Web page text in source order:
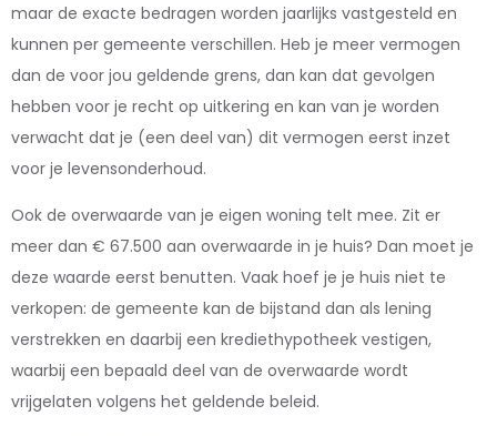
maar de exacte bedragen worden jaarlijks vastgesteld en
kunnen per gemeente verschillen. Heb je meer vermogen
dan de voor jou geldende grens, dan kan dat gevolgen
hebben voor je recht op uitkering en kan van je worden
verwacht dat je (een deel van) dit vermogen eerst inzet
voor je levensonderhoud.
Ook de overwaarde van je eigen woning telt mee. Zit er
meer dan € 67.500 aan overwaarde in je huis? Dan moet je
deze waarde eerst benutten. Vaak hoef je je huis niet te
verkopen: de gemeente kan de bijstand dan als lening
verstrekken en daarbij een krediethypotheek vestigen,
waarbij een bepaald deel van de overwaarde wordt
vrijgelaten volgens het geldende beleid.